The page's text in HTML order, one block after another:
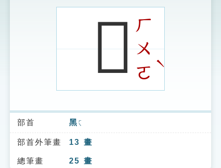
索引選單
知識索引
單字索引
示
𪒩ㄏ
ㄨ
ㄛ
ˋ
部首 黑 ㄏㄟ
部首外筆畫 13 畫
總筆畫 25 畫